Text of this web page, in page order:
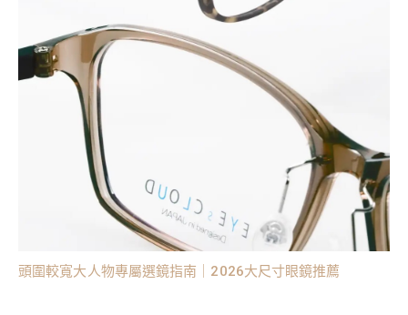
頭圍較寬大人物專屬選鏡指南｜2026大尺寸眼鏡推薦